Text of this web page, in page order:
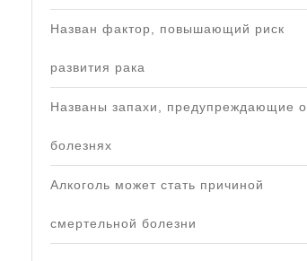
Назван фактор, повышающий риск
развития рака
Названы запахи, предупреждающие о
болезнях
Алкоголь может стать причиной
смертельной болезни